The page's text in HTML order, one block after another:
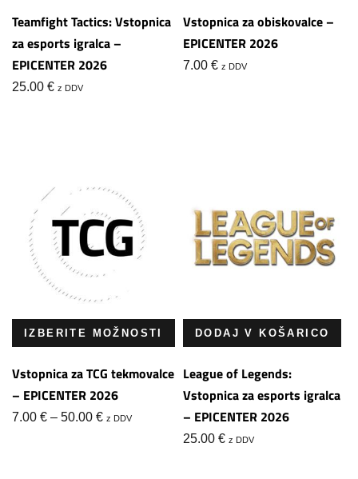
Teamfight Tactics: Vstopnica
za esports igralca –
EPICENTER 2026
25.00 € z DDV
Vstopnica za obiskovalce –
EPICENTER 2026
7.00 € z DDV
IZBERITE MOŽNOSTI
Vstopnica za TCG tekmovalce
– EPICENTER 2026
7.00 € – 50.00 €
Cenovni
z DDV
DODAJ V KOŠARICO
League of Legends:
Vstopnica za esports igralca
– EPICENTER 2026
25.00 € z DDV